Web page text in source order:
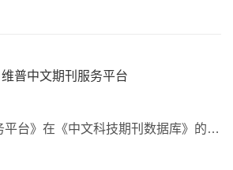
维普中文期刊服务平台
维普《中文期刊服务平台》在《中文科技期刊数据库》的基础上，以数据质量和资源保障为产品核心，对数据进行整理、信息挖掘、情报分析和数据对象化，充分发挥数据价值。完成了从“期刊文献库”到“期刊大数据”的升级。期刊总量：14000余种，其中现刊9000余种，核心期刊：1983种，文献总量：5700余万篇，回溯年限：1989年，部分期刊回溯至创刊年，更新周期：中心网站日更新 学科分类：医药卫生、农业科学、机械工程、自动化与计算机技术、化学工程、经济管理、政治法律、哲学宗教、文学艺术等35个学科大类，457个学科小类。 检索方式：文献检索、期刊检索、主题检索、作者检索、机构检索、基金检索、学科检索、地区检索以及基于这8个维度的综合检索。